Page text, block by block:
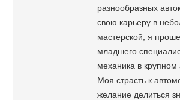
разнообразных
свою карьеру в
мастерской, я
младшего
механика в крупном
Моя страсть к
желание делиться